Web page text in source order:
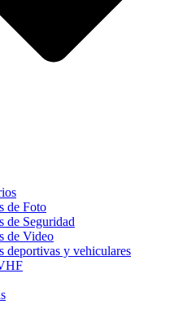
de Foto
de Seguridad
de Video
deportivas y vehiculares